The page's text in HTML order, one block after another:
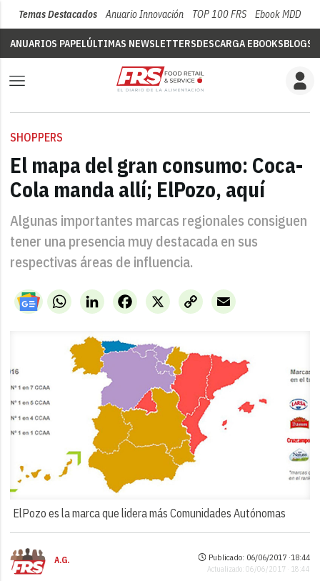
Temas Destacados Anuario Innovación TOP 100 FRS Ebook MDD
ANUARIOS PAPELÚLTIMAS NEWSLETTERSDESCARGA EBOOKSBLOGS
SHOPPERS
El mapa del gran consumo: Coca-
Cola manda allí; ElPozo, aquí
Algunas importantes marcas regionales consiguen
tener una presencia muy destacada en sus
respectivas áreas de influencia.
WhatsAppLinkedIn X
Facebook
Copy
Link
Email
ElPozo es la marca que lidera más Comunidades Autónomas
A.G. Publicado: 06/06/2017 ·18:44
Actualizado: 06/06/2017 · 18:44